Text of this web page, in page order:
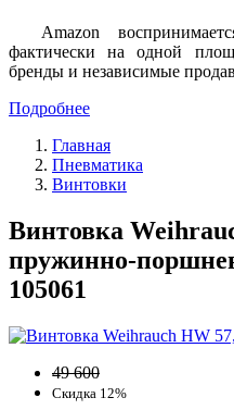
Amazon
фактически на одной
бренды и независимые
Подробнее
Главная
Пневматика
Винтовки
Винтовка
пружинно-
105061
49 600
Скидка 12%